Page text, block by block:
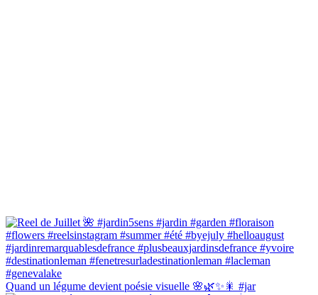
Quand un légume devient poésie visuelle 🌸🌿✨🎇 #jar